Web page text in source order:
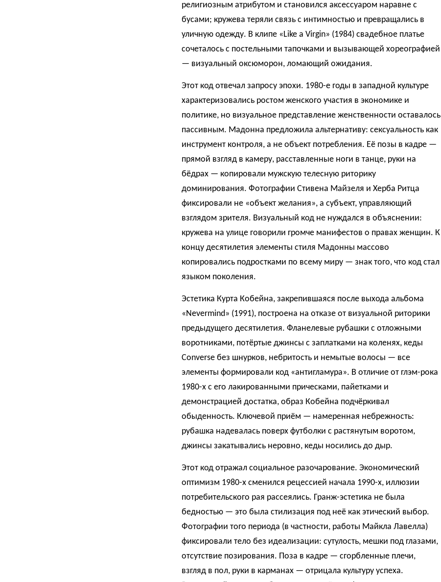
религиозным атрибутом и становился аксессуаром наравне с
бусами; кружева теряли связь с интимностью и превращались в
уличную одежду. В клипе «Like a Virgin» (1984) свадебное платье
сочеталось с постельными тапочками и вызывающей хореографией
— визуальный оксюморон, ломающий ожидания.
Этот код отвечал запросу эпохи. 1980-е годы в западной культуре
характеризовались ростом женского участия в экономике и
политике, но визуальное представление женственности оставалось
пассивным. Мадонна предложила альтернативу: сексуальность как
инструмент контроля, а не объект потребления. Её позы в кадре —
прямой взгляд в камеру, расставленные ноги в танце, руки на
бёдрах — копировали мужскую телесную риторику
доминирования. Фотографии Стивена Майзеля и Херба Ритца
фиксировали не «объект желания», а субъект, управляющий
взглядом зрителя. Визуальный код не нуждался в объяснении:
кружева на улице говорили громче манифестов о правах женщин. К
концу десятилетия элементы стиля Мадонны массово
копировались подростками по всему миру — знак того, что код стал
языком поколения.
Эстетика Курта Кобейна, закрепившаяся после выхода альбома
«Nevermind» (1991), построена на отказе от визуальной риторики
предыдущего десятилетия. Фланелевые рубашки с отложными
воротниками, потёртые джинсы с заплатками на коленях, кеды
Converse без шнурков, небритость и немытые волосы — все
элементы формировали код «антигламура». В отличие от глэм-рока
1980-х с его лакированными прическами, пайетками и
демонстрацией достатка, образ Кобейна подчёркивал
обыденность. Ключевой приём — намеренная небрежность:
рубашка надевалась поверх футболки с растянутым воротом,
джинсы закатывались неровно, кеды носились до дыр.
Этот код отражал социальное разочарование. Экономический
оптимизм 1980-х сменился рецессией начала 1990-х, иллюзии
потребительского рая рассеялись. Гранж-эстетика не была
бедностью — это была стилизация под неё как этический выбор.
Фотографии того периода (в частности, работы Майкла Лавелла)
фиксировали тело без идеализации: сутулость, мешки под глазами,
отсутствие позирования. Поза в кадре — сгорбленные плечи,
взгляд в пол, руки в карманах — отрицала культуру успеха.